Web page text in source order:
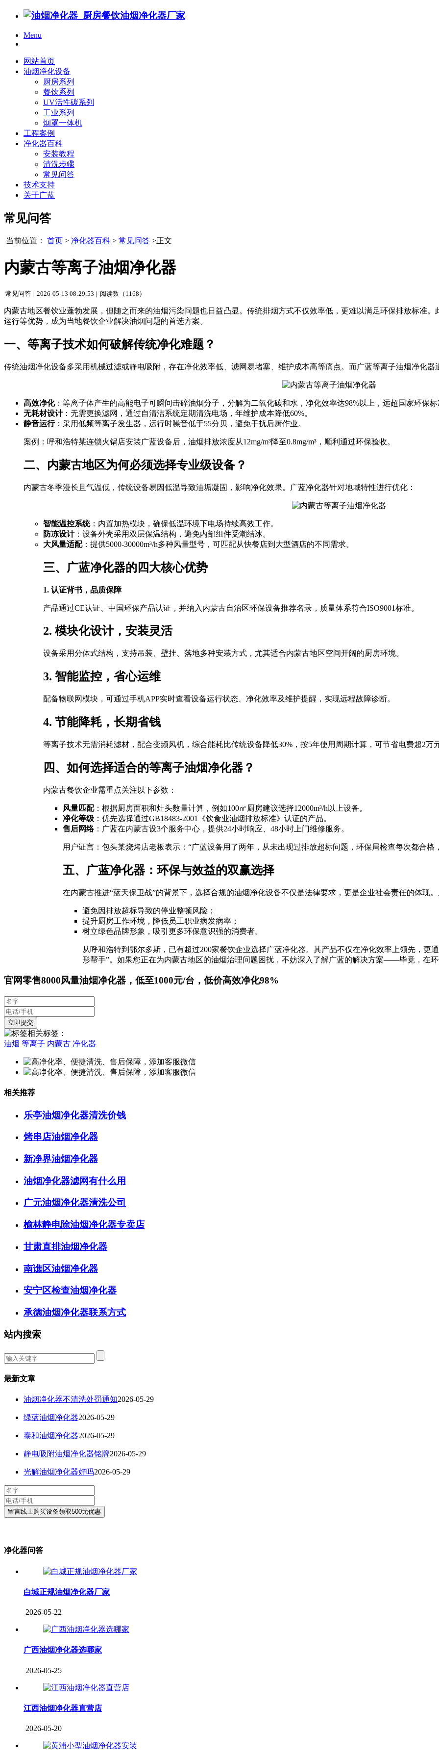
Menu
网站首页
油烟净化设备
厨房系列
餐饮系列
UV活性碳系列
工业系列
烟罩一体机
工程案例
净化器百科
安装教程
清洗步骤
常见问答
技术支持
关于广蓝
常见问答
当前位置： 首页 > 净化器百科 > 常见问答 >正文
内蒙古等离子油烟净化器
常见问答 | 2026-05-13 08:29:53 | 阅读数（1168）
内蒙古地区餐饮业蓬勃发展，但随之而来的油烟污染问题也日益凸显。传统排烟方式不仅效率低，更难以满足环保排放标准
运行等优势，成为当地餐饮企业解决油烟问题的首选方案。
一、等离子技术如何破解传统净化难题？
传统油烟净化设备多采用机械过滤或静电吸附，存在净化效率低、滤网易堵塞、维护成本高等痛点。而广蓝等离子油烟净化器
高效净化：等离子体产生的高能电子可瞬间击碎油烟分子，分解为二氧化碳和水，净化效率达98%以上，远超国家环保标
无耗材设计：无需更换滤网，通过自清洁系统定期清洗电场，年维护成本降低60%。
静音运行：采用低频等离子发生器，运行时噪音低于55分贝，避免干扰后厨作业。
案例：呼和浩特某连锁火锅店安装广蓝设备后，油烟排放浓度从12mg/m³降至0.8mg/m³，顺利通过环保验收。
二、内蒙古地区为何必须选择专业级设备？
内蒙古冬季漫长且气温低，传统设备易因低温导致油垢凝固，影响净化效果。广蓝净化器针对地域特性进行优化：
智能温控系统：内置加热模块，确保低温环境下电场持续高效工作。
防冻设计：设备外壳采用双层保温结构，避免内部组件受潮结冰。
大风量适配：提供5000-30000m³/h多种风量型号，可匹配从快餐店到大型酒店的不同需求。
三、广蓝净化器的四大核心优势
1. 认证背书，品质保障
产品通过CE认证、中国环保产品认证，并纳入内蒙古自治区环保设备推荐名录，质量体系符合ISO9001标准。
2. 模块化设计，安装灵活
设备采用分体式结构，支持吊装、壁挂、落地多种安装方式，尤其适合内蒙古地区空间开阔的厨房环境。
3. 智能监控，省心运维
配备物联网模块，可通过手机APP实时查看设备运行状态、净化效率及维护提醒，实现远程故障诊断。
4. 节能降耗，长期省钱
等离子技术无需消耗滤材，配合变频风机，综合能耗比传统设备降低30%，按5年使用周期计算，可节省电费超2万元
四、如何选择适合的等离子油烟净化器？
内蒙古餐饮企业需重点关注以下参数：
风量匹配：根据厨房面积和灶头数量计算，例如100㎡厨房建议选择12000m³/h以上设备。
净化等级 ：优先选择通过GB18483-2001《饮食业油烟排放标准》认证的产品。
售后网络：广蓝在内蒙古设3个服务中心，提供24小时响应、48小时上门维修服务。
用户证言：包头某烧烤店老板表示：“广蓝设备用了两年，从未出现过排放超标问题，环保局检查每次都合格
五、广蓝净化器：环保与效益的双赢选择
在内蒙古推进“蓝天保卫战”的背景下，选择合规的油烟净化设备不仅是法律要求，更是企业社会责任的体现
避免因排放超标导致的停业整顿风险；
提升厨房工作环境，降低员工职业病发病率；
树立绿色品牌形象，吸引更多环保意识强的消费者。
从呼和浩特到鄂尔多斯，已有超过200家餐饮企业选择广蓝净化器。其产品不仅在净化效率上领先，更
形帮手”。如果您正在为内蒙古地区的油烟治理问题困扰，不妨深入了解广蓝的解决方案——毕竟，在
官网零售8000风量油烟净化器，低至1000元/台，低价高效净化98%
相关标签：
油烟 等离子 内蒙古 净化器
相关推荐
乐亭油烟净化器清洗价钱
烤串店油烟净化器
新净界油烟净化器
油烟净化器滤网有什么用
广元油烟净化器清洗公司
榆林静电除油烟净化器专卖店
甘肃直排油烟净化器
南谯区油烟净化器
安宁区检查油烟净化器
承德油烟净化器联系方式
站内搜索
最新文章
油烟净化器不清洗处罚通知2026-05-29
绿蓝油烟净化器2026-05-29
泰和油烟净化器2026-05-29
静电吸附油烟净化器铭牌2026-05-29
光解油烟净化器好吗2026-05-29
净化器问答
白城正规油烟净化器厂家
2026-05-22
广西油烟净化器选哪家
2026-05-25
江西油烟净化器直营店
2026-05-20